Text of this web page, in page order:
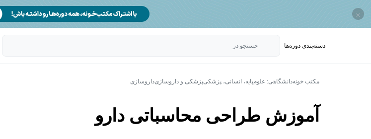
×
دسته‌بندی‌ دوره‌ها جستجو در
مکتب خونهدانشگاهی: علوم‌پایه، انسانی، پزشکیپزشکی و داروسازیداروسازی
آموزش طراحی محاسباتی دارو